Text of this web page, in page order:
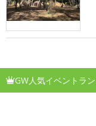
GW人気イベントラ